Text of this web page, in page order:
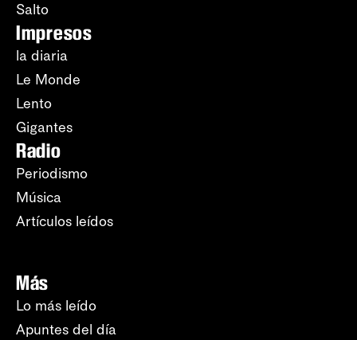
Salto
Impresos
la diaria
Le Monde
Lento
Gigantes
Radio
Periodismo
Música
Artículos leídos
Más
Lo más leído
Apuntes del día